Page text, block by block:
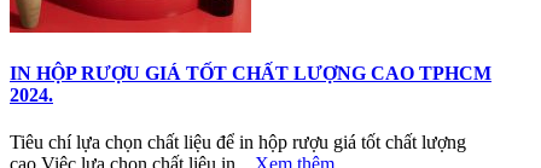
IN HỘP RƯỢU GIÁ TỐT CHẤT LƯỢNG CAO TPHCM
2024.
Tiêu chí lựa chọn chất liệu để in hộp rượu giá tốt chất lượng